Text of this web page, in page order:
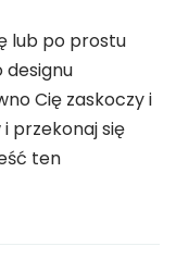
lub po prostu
designu
Cię zaskoczy i
przekonaj się
ten